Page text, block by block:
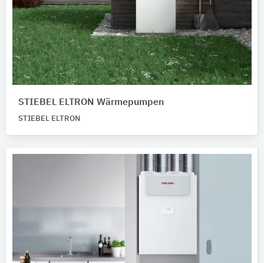
STIEBEL ELTRON Wärmepumpen
STIEBEL ELTRON